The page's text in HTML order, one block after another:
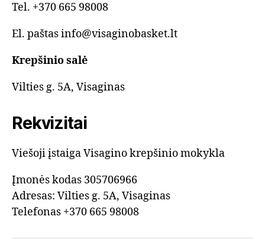
Tel. +370 665 98008
El. paštas info@visaginobasket.lt
Krepšinio salė
Vilties g. 5A, Visaginas
Rekvizitai
Viešoji įstaiga Visagino krepšinio mokykla
Įmonės kodas 305706966
Adresas: Vilties g. 5A, Visaginas
Telefonas +370 665 98008